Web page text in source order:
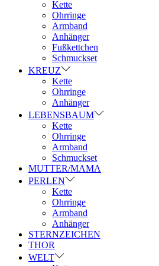
Kette
Ohrringe
Armband
Anhänger
Fußkettchen
Schmuckset
KREUZ
Kette
Ohrringe
Anhänger
LEBENSBAUM
Kette
Ohrringe
Armband
Schmuckset
MUTTER/MAMA
PERLEN
Kette
Ohrringe
Armband
Anhänger
STERNZEICHEN
THOR
WELT